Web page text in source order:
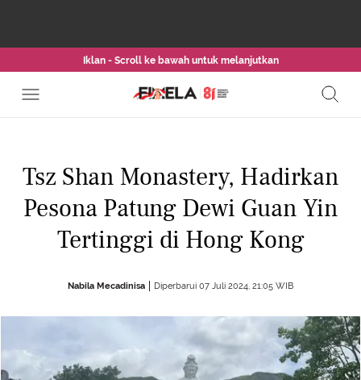
Iklan - Scroll ke bawah untuk melanjutkan
Tsz Shan Monastery, Hadirkan
Pesona Patung Dewi Guan Yin
Tertinggi di Hong Kong
Nabila Mecadinisa Diperbarui 07 Juli 2024, 21:05 WIB